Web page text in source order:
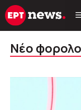
Μετάβαση
σε
Νέο